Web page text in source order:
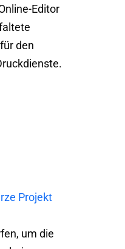
Editor
den
Projekt
um die